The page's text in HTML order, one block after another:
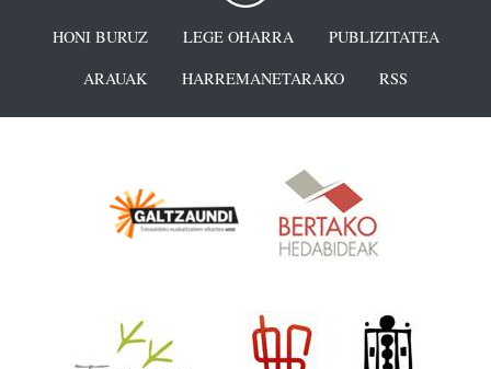
HONI BURUZ LEGE OHARRA
PUBLIZITATEA
ARAUAK
HARREMANETARAKO RSS